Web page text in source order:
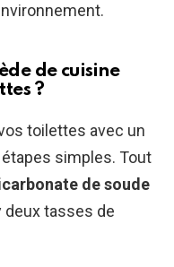
de cuisine
?
toilettes avec un
simples. Tout
de soude
deux tasses de